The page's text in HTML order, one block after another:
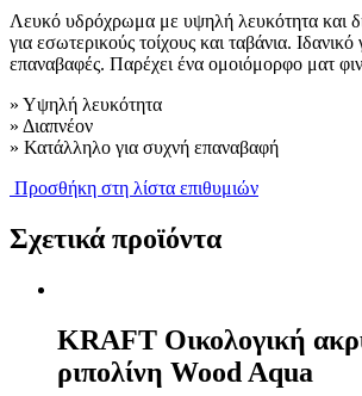
Λευκό υδρόχρωμα με υψηλή λευκότητα και
για εσωτερικούς τοίχους και ταβάνια. Ιδανικό
επαναβαφές. Παρέχει ένα ομοιόμορφο ματ
» Υψηλή λευκότητα
» Διαπνέον
» Κατάλληλο για συχνή επαναβαφή
Προσθήκη στη λίστα επιθυμιών
Σχετικά προϊόντα
KRAFT Οικολογική
ριπολίνη Wood Aqua